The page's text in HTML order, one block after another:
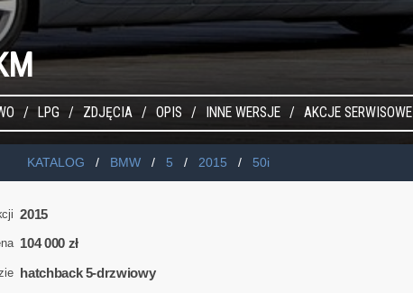
LPG ZDJĘCIA OPIS INNE WERSJE AKCJE SERWISOWE
KATALOG BMW 5 2015 50i
2015
104 000 zł
hatchback 5-drzwiowy